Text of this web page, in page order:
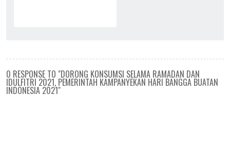
0 RESPONSE TO "DORONG KONSUMSI SELAMA RAMADAN DAN
IDULFITRI 2021, PEMERINTAH KAMPANYEKAN HARI BANGGA BUATAN
INDONESIA 2021"